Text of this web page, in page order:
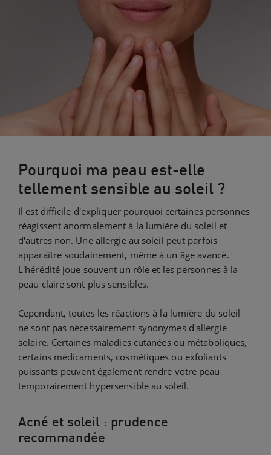
Pourquoi ma peau est-elle
tellement sensible au soleil ?
Il est difficile d'expliquer pourquoi certaines personnes
réagissent anormalement à la lumière du soleil et
d'autres non. Une allergie au soleil peut parfois
apparaître soudainement, même à un âge avancé.
L'hérédité joue souvent un rôle et les personnes à la
peau claire sont plus sensibles.
Cependant, toutes les réactions à la lumière du soleil
ne sont pas nécessairement synonymes d'allergie
solaire. Certaines maladies cutanées ou métaboliques,
certains médicaments, cosmétiques ou exfoliants
puissants peuvent également rendre votre peau
temporairement hypersensible au soleil.
Acné et soleil : prudence
recommandée